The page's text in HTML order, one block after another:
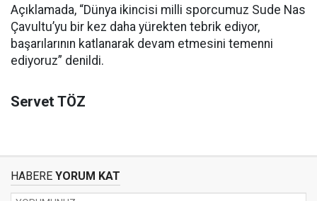
Açıklamada, “Dünya ikincisi milli sporcumuz Sude Nas
Çavultu’yu bir kez daha yürekten tebrik ediyor,
başarılarının katlanarak devam etmesini temenni
ediyoruz” denildi.
Servet TÖZ
HABERE YORUM KAT